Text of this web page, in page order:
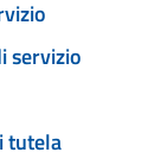
servizio
tutela